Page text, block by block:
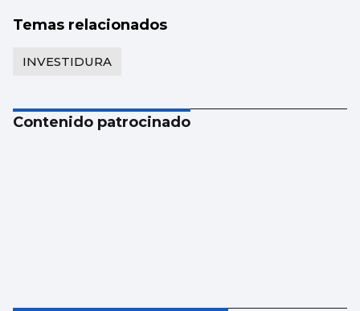
Temas relacionados
INVESTIDURA
Contenido patrocinado